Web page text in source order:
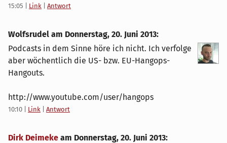
15:05 Link Antwort
Wolfsrudel am Donnerstag, 20. Juni 2013:
Podcasts in dem Sinne höre ich nicht. Ich verfolge
aber wöchentlich die US- bzw. EU-Hangops-
Hangouts.
http://www.youtube.com/user/hangops
10:10 Link Antwort
Dirk Deimeke am Donnerstag, 20. Juni 2013: